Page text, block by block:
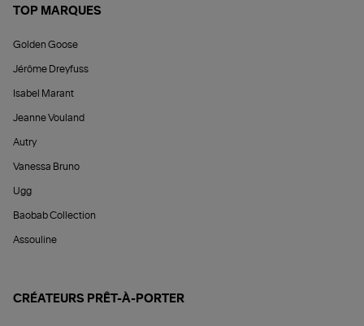
TOP MARQUES
Golden Goose
Jérôme Dreyfuss
Isabel Marant
Jeanne Vouland
Autry
Vanessa Bruno
Ugg
Baobab Collection
Assouline
CRÉATEURS PRÊT-À-PORTER